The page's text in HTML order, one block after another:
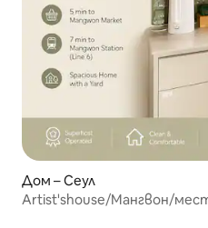
Дом – Сеул
Artist'shouse/Мангвон/